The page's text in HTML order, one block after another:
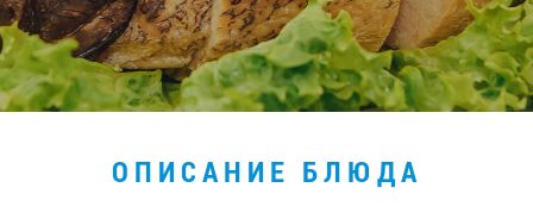
ХОРЕКА
Тендерные закупки
Контакты
ОПИСАНИЕ БЛЮДА